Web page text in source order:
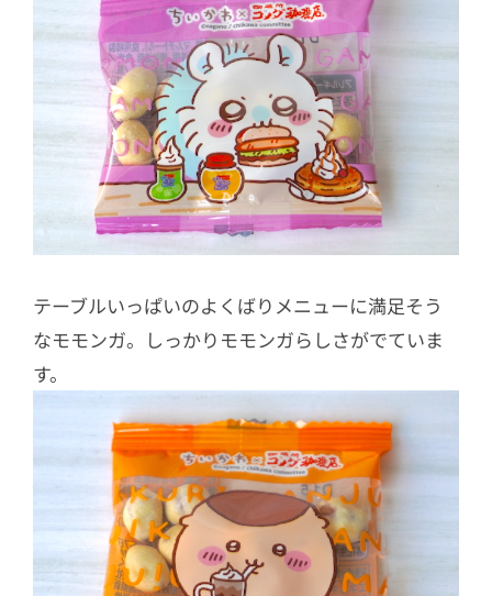
テーブルいっぱいのよくばりメニューに満足そう
なモモンガ。しっかりモモンガらしさがでていま
す。